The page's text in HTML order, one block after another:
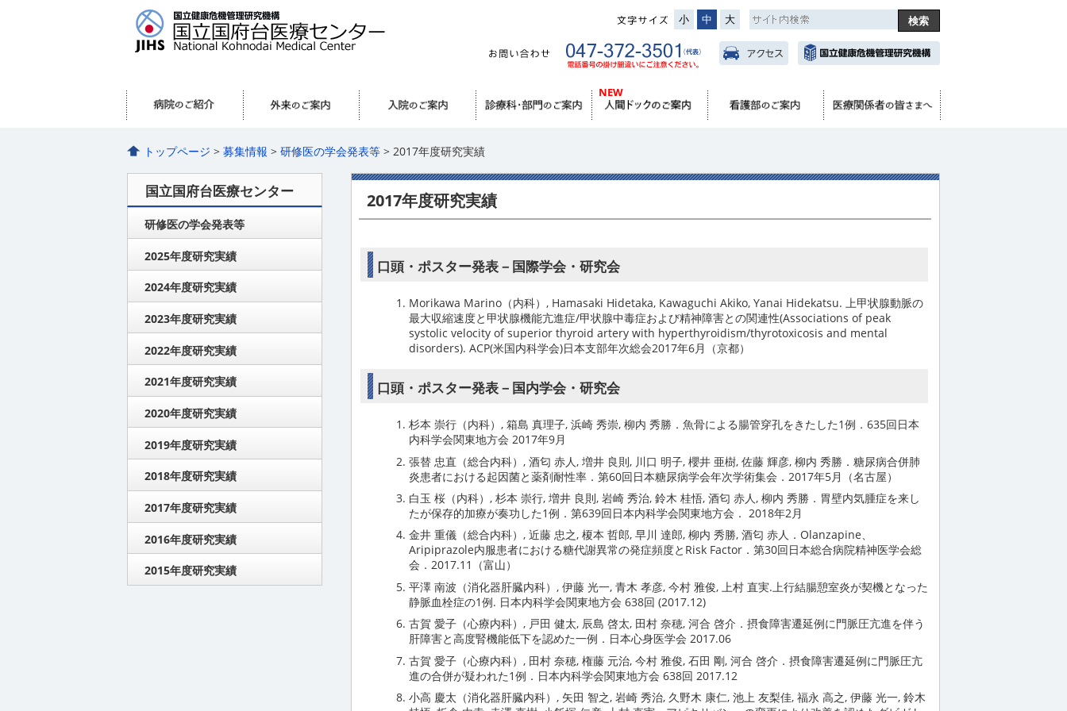
小 中 大
トップページ >募集情報 >研修医の学会発表等 > 2017年度研究実績
2017年度研究実績
口頭・ポスター発表－国際学会・研究会
Morikawa Marino（内科）, Hamasaki Hidetaka, Kawaguchi Akiko, Yanai Hidekatsu. 上甲状腺動脈の
最大収縮速度と甲状腺機能亢進症/甲状腺中毒症および精神障害との関連性(Associations of peak
systolic velocity of superior thyroid artery with hyperthyroidism/thyrotoxicosis and mental
disorders). ACP(米国内科学会)日本支部年次総会2017年6月（京都）
口頭・ポスター発表－国内学会・研究会
杉本 崇行（内科）, 箱島 真理子, 浜崎 秀崇, 柳内 秀勝．魚骨による腸管穿孔をきたした1例．635回日本
内科学会関東地方会 2017年9月
張替 忠直（総合内科）, 酒匂 赤人, 増井 良則, 川口 明子, 櫻井 亜樹, 佐藤 輝彦, 柳内 秀勝．糖尿病合併肺
炎患者における起因菌と薬剤耐性率．第60回日本糖尿病学会年次学術集会．2017年5月（名古屋）
白玉 桜（内科）, 杉本 崇行, 増井 良則, 岩崎 秀治, 鈴木 桂悟, 酒匂 赤人, 柳内 秀勝．胃壁内気腫症を来し
たが保存的加療が奏功した1例．第639回日本内科学会関東地方会． 2018年2月
金井 重儀（総合内科）, 近藤 忠之, 榎本 哲郎, 早川 達郎, 柳内 秀勝, 酒匂 赤人．Olanzapine、
Aripiprazole内服患者における糖代謝異常の発症頻度とRisk Factor．第30回日本総合病院精神医学会総
会．2017.11（富山）
平澤 南波（消化器肝臓内科）, 伊藤 光一, 青木 孝彦, 今村 雅俊, 上村 直実.上行結腸憩室炎が契機となった
静脈血栓症の1例. 日本内科学会関東地方会 638回 (2017.12)
古賀 愛子（心療内科）, 戸田 健太, 辰島 啓太, 田村 奈穂, 河合 啓介．摂食障害遷延例に門脈圧亢進を伴う
肝障害と高度腎機能低下を認めた一例．日本心身医学会 2017.06
古賀 愛子（心療内科）, 田村 奈穂, 権藤 元治, 今村 雅俊, 石田 剛, 河合 啓介．摂食障害遷延例に門脈圧亢
進の合併が疑われた1例．日本内科学会関東地方会 638回 2017.12
小高 慶太（消化器肝臓内科）, 矢田 智之, 岩崎 秀治, 久野木 康仁, 池上 友梨佳, 福永 高之, 伊藤 光一, 鈴木
国立国府台医療センター
研修医の学会発表等
2025年度研究実績
2024年度研究実績
2023年度研究実績
2022年度研究実績
2021年度研究実績
2020年度研究実績
2019年度研究実績
2018年度研究実績
2017年度研究実績
2016年度研究実績
2015年度研究実績